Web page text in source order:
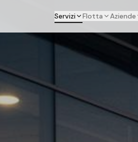
Servizi Flotta Aziende